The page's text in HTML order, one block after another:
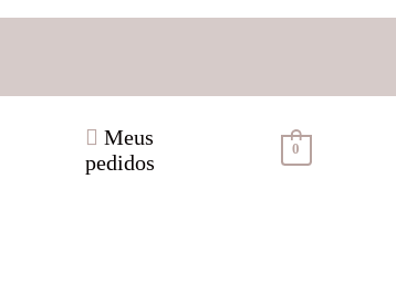
Meus
pedidos
0